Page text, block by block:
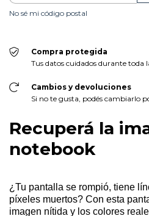
No sé mi código postal
Compra protegida
Tus datos cuidados durante toda
Cambios y devoluciones
Si no te gusta, podés cambiarlo
Recuperá la
notebook
¿Tu pantalla se rompió, tiene
píxeles muertos? Con esta
imagen nítida y los colores